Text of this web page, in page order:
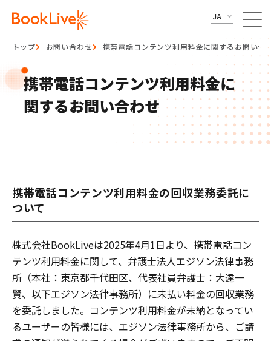
JA
トップ お問い合わせ 携帯電話コンテンツ利用料金に関するお問い合
携帯電話コンテンツ利用料金に
関するお問い合わせ
携帯電話コンテンツ利用料金の回収業務委託に
ついて
株式会社BookLiveは2025年4月1日より、携帯電話コン
テンツ利用料金に関して、弁護士法人エジソン法律事務
所（本社：東京都千代田区、代表社員弁護士：大達一
賢、以下エジソン法律事務所）に未払い料金の回収業務
を委託しました。コンテンツ利用料金が未納となってい
るユーザーの皆様には、エジソン法律事務所から、ご請